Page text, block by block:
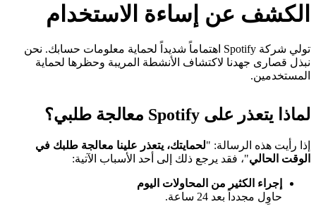
الكشف عن إساءة الاستخدام
تولي شركة Spotify اهتماماً شديداً لحماية معلومات حسابك. نحن
نبذل قصارى جهدنا لاكتشاف الأنشطة المريبة وحظرها لحماية
المستخدمين.
لماذا يتعذر على Spotify معالجة طلبي؟
إذا رأيت هذه الرسالة: "لحمايتك، يتعذر علينا معالجة طلبك في
الوقت الحالي"، فقد يرجع ذلك إلى أحد الأسباب الآتية:
إجراء الكثير من المحاولات اليوم
حاوِل مجدداً بعد 24 ساعة.